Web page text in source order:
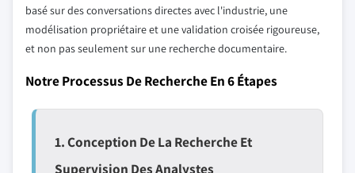
basé sur des conversations directes avec l'industrie, une
modélisation propriétaire et une validation croisée rigoureuse,
et non pas seulement sur une recherche documentaire.
Notre Processus De Recherche En 6 Étapes
1. Conception De La Recherche Et
Supervision Des Analystes